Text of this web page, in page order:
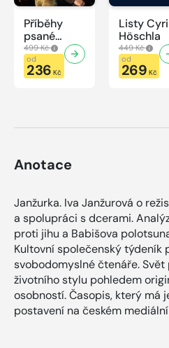
Příběhy
psané
modrou
krví
499 Kč
od
236 Kč
Listy
Höschla
449 Kč
od
269 Kč
Anotace
Janžurka. Iva Janžurová o
a spolupráci s dcerami.
proti jihu a Babišova
Kultovní společenský týdeník
svobodomyslné čtenáře.
životního stylu pohledem
osobností. Časopis, který má
postavení na českém